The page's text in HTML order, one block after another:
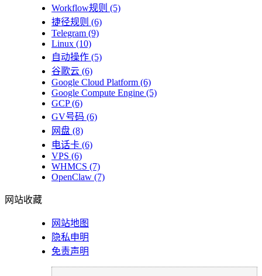
Workflow规则 (5)
捷径规则 (6)
Telegram (9)
Linux (10)
自动操作 (5)
谷歌云 (6)
Google Cloud Platform (6)
Google Compute Engine (5)
GCP(6)
GV号码 (6)
网盘 (8)
电话卡 (6)
VPS (6)
WHMCS (7)
OpenClaw (7)
网站收藏
网站地图
隐私申明
免责声明